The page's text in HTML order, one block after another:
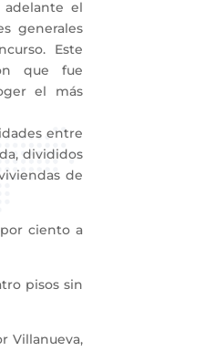
adelante el
generales
Este
que fue
el más
entre
divididos
de
ciento a
pisos sin
Villanueva,